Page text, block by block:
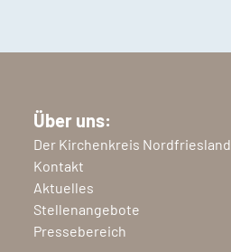
Über uns:
Der Kirchenkreis Nordfriesland
Kontakt
Aktuelles
Stellenangebote
Pressebereich